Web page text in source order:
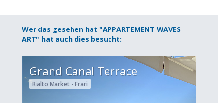
Wer das gesehen hat "APPARTEMENT WAVES
ART" hat auch dies besucht:
Grand Canal Terrace
Rialto Market - Frari